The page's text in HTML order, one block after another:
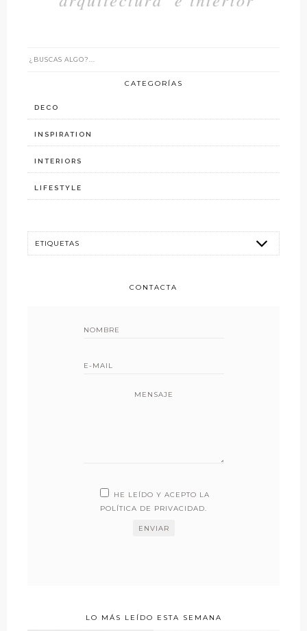
CATEGORÍAS
DECO
INSPIRATION
INTERIORS
LIFESTYLE
CONTACTA
MENSAJE
HE LEÍDO Y ACEPTO LA
POLÍTICA DE PRIVACIDAD.
LO MÁS LEÍDO ESTA SEMANA